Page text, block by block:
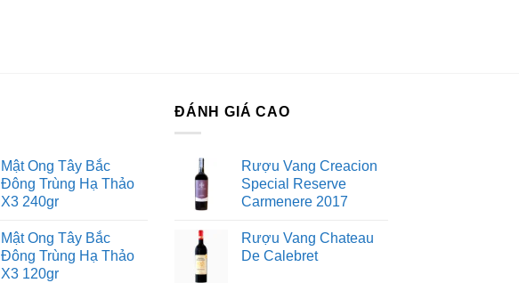
Mật Ong Tây Bắc
Đông Trùng Hạ Thảo
X3 240gr
Mật Ong Tây Bắc
Đông Trùng Hạ Thảo
X3 120gr
ĐÁNH GIÁ CAO
Rượu Vang Creacion
Special Reserve
Carmenere 2017
Rượu Vang Chateau
De Calebret